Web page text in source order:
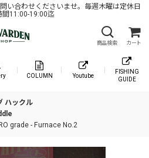
い合わせくださいませ。毎週木曜は定休日
間11:00-19:00迄
商品検索 カート
COLUMN Youtube
FISHING
GUIDE
ハックル
grade - Furnace No.2